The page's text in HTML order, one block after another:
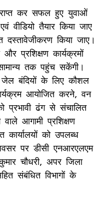
कर सफल हुए युवाओं
वीडियो तैयार किया जाए
दस्तावेजीकरण किया जाए।
प्रशिक्षण कार्यक्रमों
तक पहुंच सकेंगी।
बंदियों के लिए कौशल
आयोजित करने, वन
प्रभावी ढंग से संचालित
आगामी प्रशिक्षण
को उपलब्ध
पर डीसी एनआरएलएम
चौधरी, अपर जिला
संबंधित विभागों के